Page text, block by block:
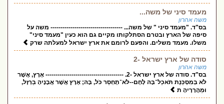
מעמד סיני של משה...
משה אהרון
בס"ד. "מעמד סיני " של משה... ------------------------------------ משה על
סיפה של הארץ ובטרם הסתלקותו מקיים גם הוא כעין "מעמד סיני"
משלו. מעמד משלים. והפעם לרומם את ארץ ישראל למעלתה שרק
סודה של ארץ ישראל -2
משה אהרון
בס"ד. סודה של ארץ ישראל -2. --------------------------------------- אֶרֶץ, אֲשֶׁר
לֹא בְמִסְכֵּנֻת תֹּאכַל־בָּהּ לֶחֶם--לֹא־תֶחְסַר כֹּל, בָּהּ; אֶרֶץ אֲשֶׁר אֲבָנֶיהָ בַרְזֶל,
וּמֵהֲרָרֶיהָ ת